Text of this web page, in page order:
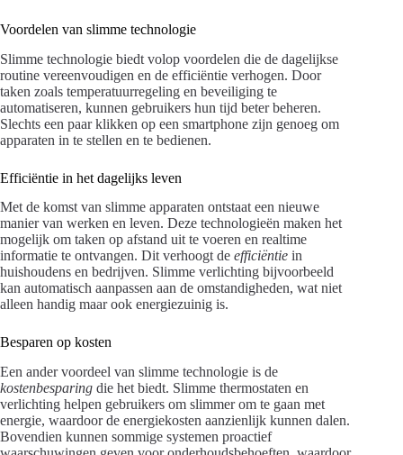
Voordelen van slimme technologie
Slimme technologie biedt volop voordelen die de dagelijkse
routine vereenvoudigen en de efficiëntie verhogen. Door
taken zoals temperatuurregeling en beveiliging te
automatiseren, kunnen gebruikers hun tijd beter beheren.
Slechts een paar klikken op een smartphone zijn genoeg om
apparaten in te stellen en te bedienen.
Efficiëntie in het dagelijks leven
Met de komst van slimme apparaten ontstaat een nieuwe
manier van werken en leven. Deze technologieën maken het
mogelijk om taken op afstand uit te voeren en realtime
informatie te ontvangen. Dit verhoogt de efficiëntie in
huishoudens en bedrijven. Slimme verlichting bijvoorbeeld
kan automatisch aanpassen aan de omstandigheden, wat niet
alleen handig maar ook energiezuinig is.
Besparen op kosten
Een ander voordeel van slimme technologie is de
kostenbesparing die het biedt. Slimme thermostaten en
verlichting helpen gebruikers om slimmer om te gaan met
energie, waardoor de energiekosten aanzienlijk kunnen dalen.
Bovendien kunnen sommige systemen proactief